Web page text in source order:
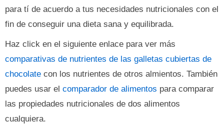
para tí de acuerdo a tus necesidades nutricionales con el
fin de conseguir una dieta sana y equilibrada.
Haz click en el siguiente enlace para ver más
comparativas de nutrientes de las galletas cubiertas de
chocolate con los nutrientes de otros almientos. También
puedes usar el comparador de alimentos para comparar
las propiedades nutricionales de dos alimentos
cualquiera.